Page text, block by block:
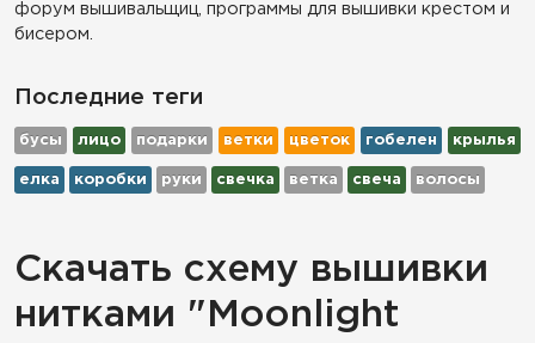
форум вышивальщиц, программы для вышивки крестом и
бисером.
Последние теги
бусы лицо подарки ветки цветок гобелен крылья
елка коробки руки свечка ветка свеча волосы
Скачать схему вышивки
нитками "Moonlight